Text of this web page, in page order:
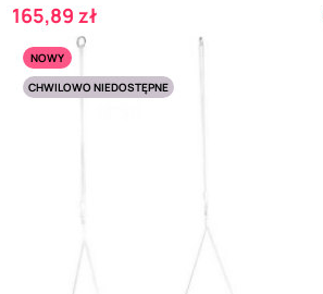
Cena
165,89 zł
NOWY
CHWILOWO NIEDOSTĘPNE